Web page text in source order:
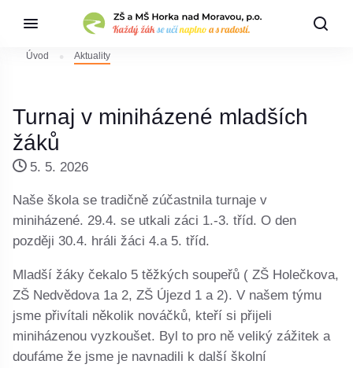
Úvod Aktuality
Turnaj v miniházené mladších
žáků
5. 5. 2026
Naše škola se tradičně zúčastnila turnaje v
miniházené. 29.4. se utkali záci 1.-3. tříd. O den
později 30.4. hráli žáci 4.a 5. tříd.
Mladší žáky čekalo 5 těžkých soupeřů ( ZŠ Holečkova,
ZŠ Nedvědova 1a 2, ZŠ Újezd 1 a 2). V našem týmu
jsme přivítali několik nováčků, kteří si přijeli
miniházenou vyzkoušet. Byl to pro ně veliký zážitek a
doufáme že jsme je navnadili k další školní